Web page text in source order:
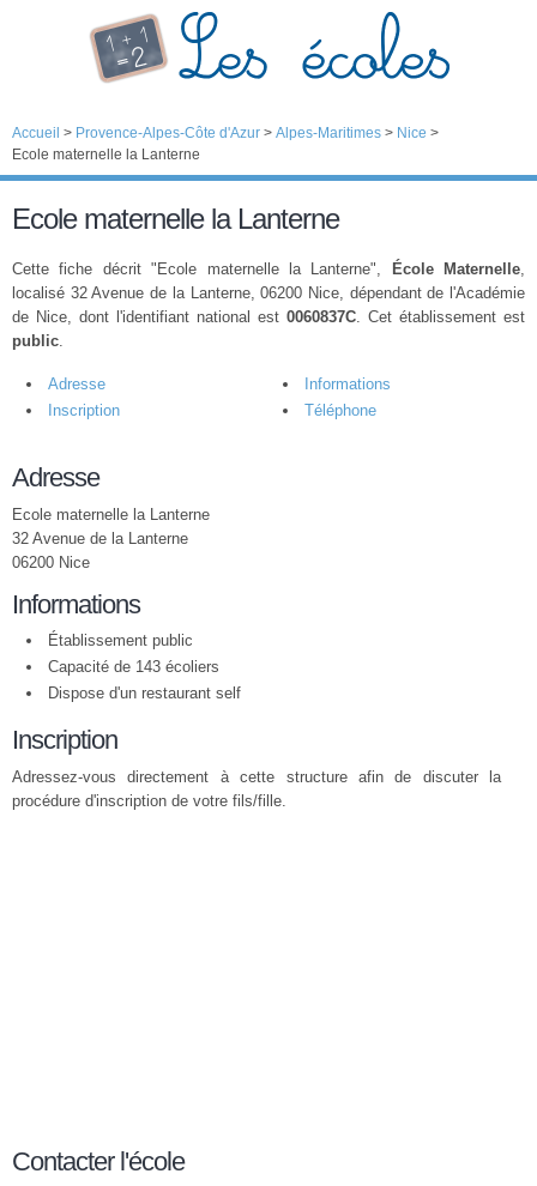
Accueil > Provence-Alpes-Côte d'Azur > Alpes-Maritimes > Nice >
Ecole maternelle la Lanterne
Ecole maternelle la Lanterne
Cette fiche décrit "Ecole maternelle la Lanterne", École Maternelle,
localisé 32 Avenue de la Lanterne, 06200 Nice, dépendant de l'Académie
de Nice, dont l'identifiant national est 0060837C. Cet établissement est
public.
Adresse
Informations
Inscription
Téléphone
Adresse
Ecole maternelle la Lanterne
32 Avenue de la Lanterne
06200 Nice
Informations
Établissement public
Capacité de 143 écoliers
Dispose d'un restaurant self
Inscription
Adressez-vous directement à cette structure afin de discuter la
procédure d'inscription de votre fils/fille.
Contacter l'école